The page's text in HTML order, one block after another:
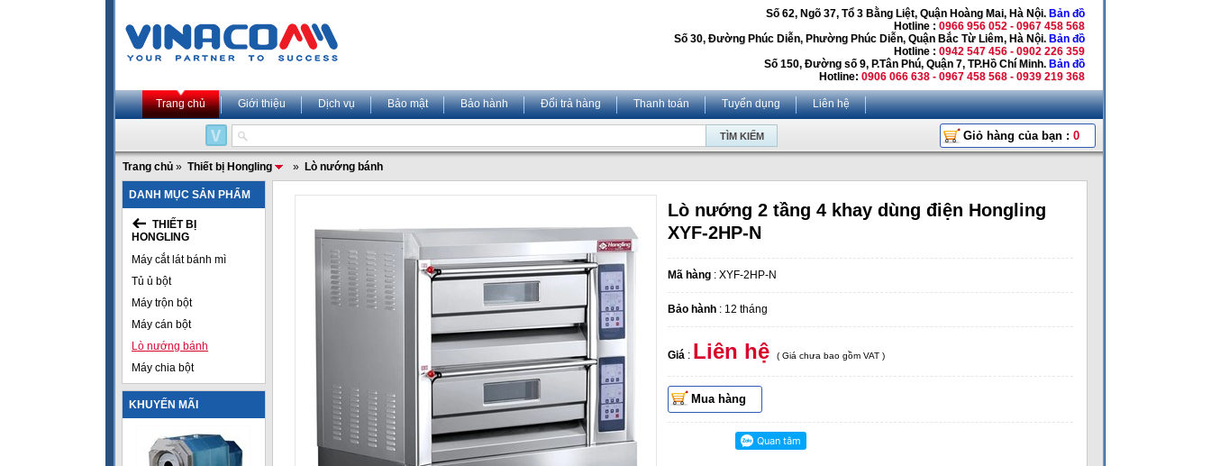
Số 62, Ngõ 37, Tổ 3 Bằng Liệt, Quận Hoàng Mai, Hà Nội. Bản đồ
Hotline : 0966 956 052 - 0967 458 568
Số 30, Đường Phúc Diễn, Phường Phúc Diễn, Quận Bắc Từ Liêm, Hà Nội. Bản đồ
Hotline : 0942 547 456 - 0902 226 359
Số 150, Đường số 9, P.Tân Phú, Quận 7, TP.Hồ Chí Minh. Bản đồ
Hotline: 0906 066 638 - 0967 458 568 - 0939 219 368
Trang chủ Giới thiệu Dịch vụ Bảo mật Bảo hành Đổi trả hàng Thanh toán Tuyển dụng Liên hệ
Giỏ hàng của bạn : 0
Trang chủ » Thiết bị Hongling » Lò nướng bánh
DANH MỤC SẢN PHẨM
THIẾT BỊ
HONGLING
Máy cắt lát bánh mì
Tủ ủ bột
Máy trộn bột
Máy cán bột
Lò nướng bánh
Máy chia bột
KHUYẾN MÃI
Lò nướng 2 tầng 4 khay dùng điện Hongling
XYF-2HP-N
Mã hàng : XYF-2HP-N
Bảo hành : 12 tháng
Giá : Liên hệ ( Giá chưa bao gồm VAT )
Mua hàng